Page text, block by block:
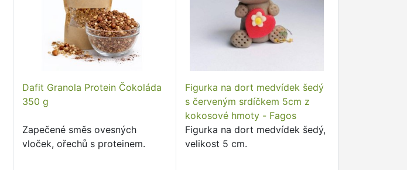
Dafit Granola Protein Čokoláda
350 g
Zapečené směs ovesných
vloček, ořechů s proteinem.
Figurka na dort medvídek šedý
s červeným srdíčkem 5cm z
kokosové hmoty - Fagos
Figurka na dort medvídek šedý,
velikost 5 cm.